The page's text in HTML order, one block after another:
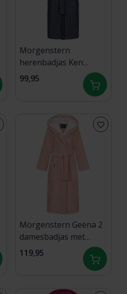
Morgenstern
herenbadjas Ken
marine Maat XXL
99,95
Morgenstern Geena 2
damesbadjas met
capuchon Puderrosa L
119,95